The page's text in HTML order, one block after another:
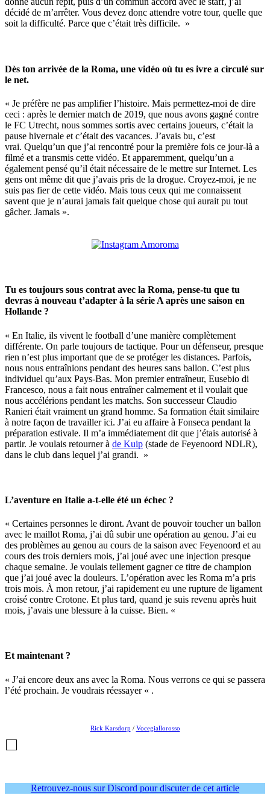
décidé de m’arrêter. Vous devez donc attendre votre tour, quelle que
soit la difficulté. Parce que c’était très difficile. »
Dès ton arrivée de la Roma, une vidéo où tu es ivre a circulé sur
le net.
« Je préfère ne pas amplifier l’histoire. Mais permettez-moi de dire
ceci : après le dernier match de 2019, que nous avons gagné contre
le FC Utrecht, nous sommes sortis avec certains joueurs, c’était la
pause hivernale et c’était des vacances. J’avais bu, c’est
vrai. Quelqu’un que j’ai rencontré pour la première fois ce jour-là a
filmé et a transmis cette vidéo. Et apparemment, quelqu’un a
également pensé qu’il était nécessaire de le mettre sur Internet. Les
gens ont même dit que j’avais pris de la drogue. Croyez-moi, je ne
suis pas fier de cette vidéo. Mais tous ceux qui me connaissent
savent que je n’aurai jamais fait quelque chose qui aurait pu tout
gâcher. Jamais ».
Tu es toujours sous contrat avec la Roma, pense-tu que tu
devras à nouveau t’adapter à la série A après une saison en
Hollande ?
« En Italie, ils vivent le football d’une manière complètement
différente. On parle toujours de tactique. Pour un défenseur, presque
rien n’est plus important que de se protéger les distances. Parfois,
nous nous entraînions pendant des heures sans ballon. C’est plus
individuel qu’aux Pays-Bas. Mon premier entraîneur, Eusebio di
Francesco, nous a fait nous entraîner calmement et il voulait que
nous accélérions pendant les matchs. Son successeur Claudio
Ranieri était vraiment un grand homme. Sa formation était similaire
à notre façon de travailler ici. J’ai eu affaire à Fonseca pendant la
préparation estivale. Il m’a immédiatement dit que j’étais autorisé à
partir. Je voulais retourner à de Kuip (stade de Feyenoord NDLR),
dans le club dans lequel j’ai grandi. »
L’aventure en Italie a-t-elle été un échec ?
« Certaines personnes le diront. Avant de pouvoir toucher un ballon
avec le maillot Roma, j’ai dû subir une opération au genou. J’ai eu
des problèmes au genou au cours de la saison avec Feyenoord et au
cours des trois derniers mois, j’ai joué avec une injection presque
chaque semaine. Je voulais tellement gagner ce titre de champion
que j’ai joué avec la douleurs. L’opération avec les Roma m’a pris
trois mois. À mon retour, j’ai rapidement eu une rupture de ligament
croisé contre Crotone. Et plus tard, quand je suis revenu après huit
mois, j’avais une blessure à la cuisse. Bien. «
Et maintenant ?
« J’ai encore deux ans avec la Roma. Nous verrons ce qui se passera
l’été prochain. Je voudrais réessayer « .
Rick Karsdorp / Vocegiallorosso
Retrouvez-nous sur Discord pour discuter de cet article